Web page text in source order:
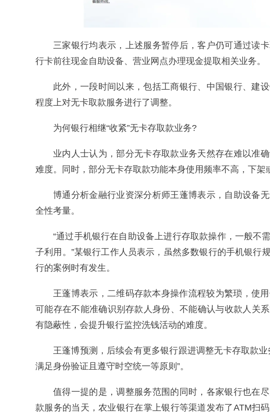
三家银行均表示，上述服务暂停后，客户仍可通过读
行卡前往现金自助设备、营业网点办理现金提取相关业务。
此外，一段时间以来，包括工商银行、中国银行、建
程度上对无卡取款服务进行了调整。
为何银行相继“收紧”无卡存取款业务?
业内人士认为，部分无卡存取款业务天然存在难以准
难度。同时，部分无卡存取款功能本身使用频率不高，下架
博通分析金融行业资深分析师王蓬博表示，自助设备
全性考量。
“通过手机银行在自助设备上进行存取款操作，一般不
子利用。”某银行工作人员表示，虽然多数银行的手机银行
行的案例时有发生。
王蓬博表示，二维码存款本身操作流程较为繁琐，使
可能存在不能准确识别存款人身份、不能确认与收款人关
有隐蔽性，会提升银行监控洗钱活动的难度。
王蓬博预测，后续会有更多银行跟进调整无卡存取款
满足身份验证且遵守时空统一等原则”。
值得一提的是，调整服务范围的同时，各家银行也在
款服务的当天，农业银行在掌上银行等渠道发布了ATM扫